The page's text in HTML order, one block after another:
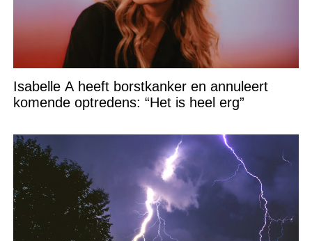
Isabelle A heeft borstkanker en annuleert
komende optredens: “Het is heel erg”